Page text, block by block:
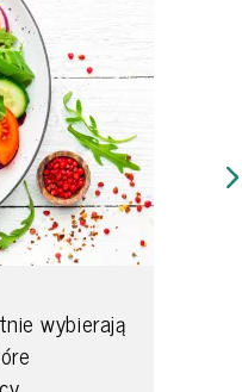
wybierają